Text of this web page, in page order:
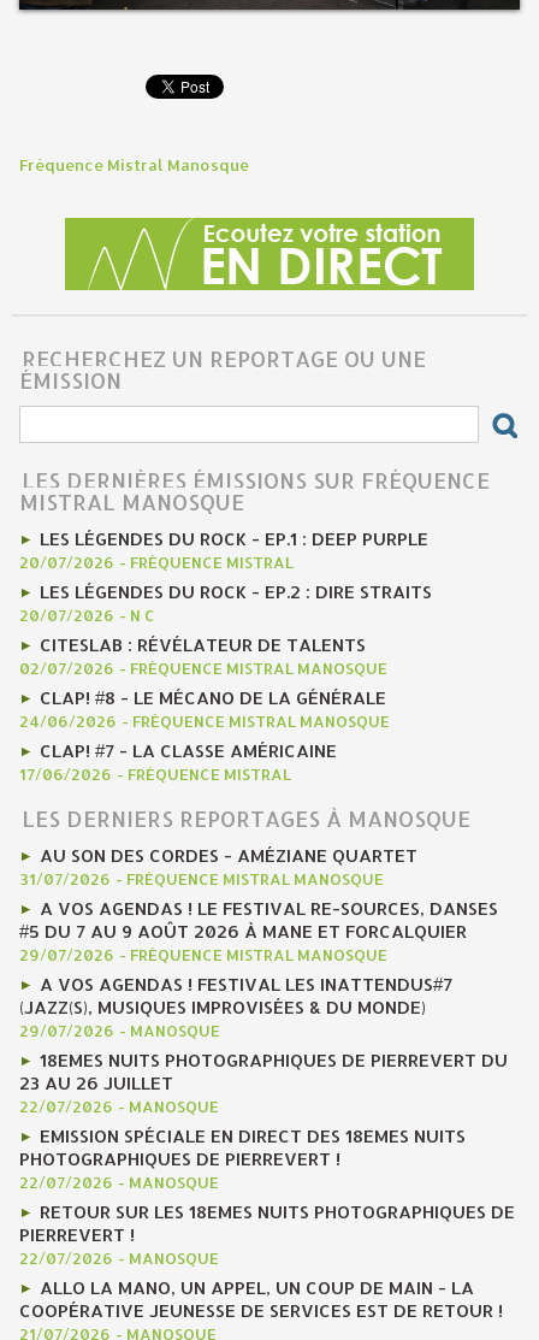
Fréquence Mistral Manosque
RECHERCHEZ UN REPORTAGE OU UNE
ÉMISSION
LES DERNIÈRES ÉMISSIONS SUR FRÉQUENCE
MISTRAL MANOSQUE
LES LÉGENDES DU ROCK - EP.1 : DEEP PURPLE
20/07/2026 - FRÉQUENCE MISTRAL
LES LÉGENDES DU ROCK - EP.2 : DIRE STRAITS
20/07/2026 - N C
CITESLAB : RÉVÉLATEUR DE TALENTS
02/07/2026 - FRÉQUENCE MISTRAL MANOSQUE
CLAP! #8 - LE MÉCANO DE LA GÉNÉRALE
24/06/2026 - FRÉQUENCE MISTRAL MANOSQUE
CLAP! #7 - LA CLASSE AMÉRICAINE
17/06/2026 - FRÉQUENCE MISTRAL
LES DERNIERS REPORTAGES À MANOSQUE
AU SON DES CORDES - AMÉZIANE QUARTET
31/07/2026 - FRÉQUENCE MISTRAL MANOSQUE
A VOS AGENDAS ! LE FESTIVAL RE-SOURCES, DANSES
#5 DU 7 AU 9 AOÛT 2026 À MANE ET FORCALQUIER
29/07/2026 - FRÉQUENCE MISTRAL MANOSQUE
A VOS AGENDAS ! FESTIVAL LES INATTENDUS#7
(JAZZ(S), MUSIQUES IMPROVISÉES & DU MONDE)
29/07/2026 - MANOSQUE
18EMES NUITS PHOTOGRAPHIQUES DE PIERREVERT DU
23 AU 26 JUILLET
22/07/2026 - MANOSQUE
EMISSION SPÉCIALE EN DIRECT DES 18EMES NUITS
PHOTOGRAPHIQUES DE PIERREVERT !
22/07/2026 - MANOSQUE
RETOUR SUR LES 18EMES NUITS PHOTOGRAPHIQUES DE
PIERREVERT !
22/07/2026 - MANOSQUE
ALLO LA MANO, UN APPEL, UN COUP DE MAIN - LA
COOPÉRATIVE JEUNESSE DE SERVICES EST DE RETOUR !
21/07/2026 - MANOSQUE